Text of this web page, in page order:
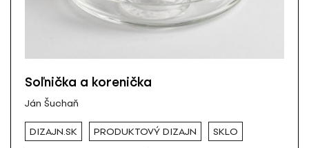
Soľnička a korenička
Ján Šuchaň
DIZAJN.SK PRODUKTOVÝ DIZAJN SKLO